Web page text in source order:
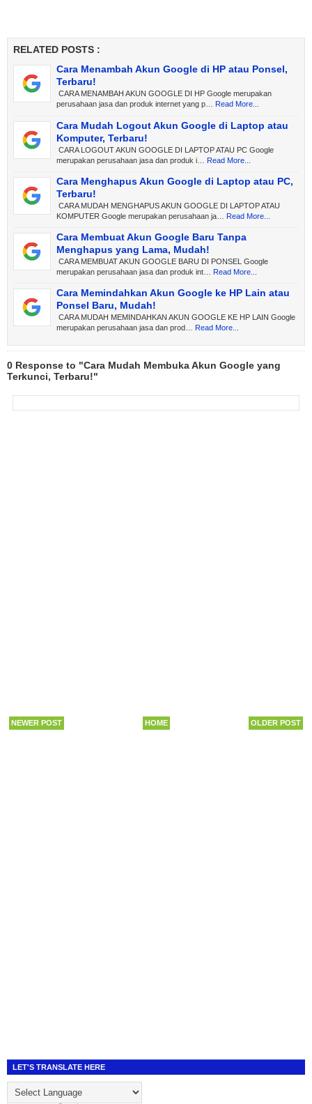
RELATED POSTS :
Cara Menambah Akun Google di HP atau Ponsel,
Terbaru!
CARA MENAMBAH AKUN GOOGLE DI HP Google merupakan
perusahaan jasa dan produk internet yang p…
Read More...
Cara Mudah Logout Akun Google di Laptop atau
Komputer, Terbaru!
CARA LOGOUT AKUN GOOGLE DI LAPTOP ATAU PC Google
merupakan perusahaan jasa dan produk i…
Read More...
Cara Menghapus Akun Google di Laptop atau PC,
Terbaru!
CARA MUDAH MENGHAPUS AKUN GOOGLE DI LAPTOP ATAU
KOMPUTER Google merupakan perusahaan ja…
Read More...
Cara Membuat Akun Google Baru Tanpa
Menghapus yang Lama, Mudah!
CARA MEMBUAT AKUN GOOGLE BARU DI PONSEL Google
merupakan perusahaan jasa dan produk int…
Read More...
Cara Memindahkan Akun Google ke HP Lain atau
Ponsel Baru, Mudah!
CARA MUDAH MEMINDAHKAN AKUN GOOGLE KE HP LAIN Google
merupakan perusahaan jasa dan prod…
Read More...
0 Response to "Cara Mudah Membuka Akun Google yang
Terkunci, Terbaru!"
NEWER POST OLDER POST
HOME
LET'S TRANSLATE HERE